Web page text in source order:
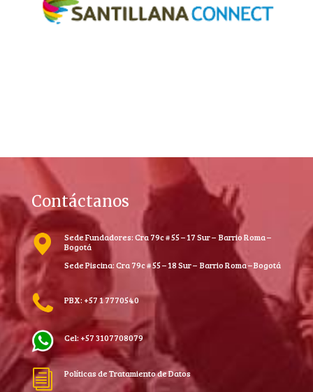
Contáctanos
Sede Fundadores: Cra 79c # 55 – 17 Sur – Barrio Roma –
Bogotá
Sede Piscina: Cra 79c # 55 – 18 Sur – Barrio Roma – Bogotá
PBX: +57 1 7770540
Cel: +57 3107708079
i Políticas de Tratamiento de Datos